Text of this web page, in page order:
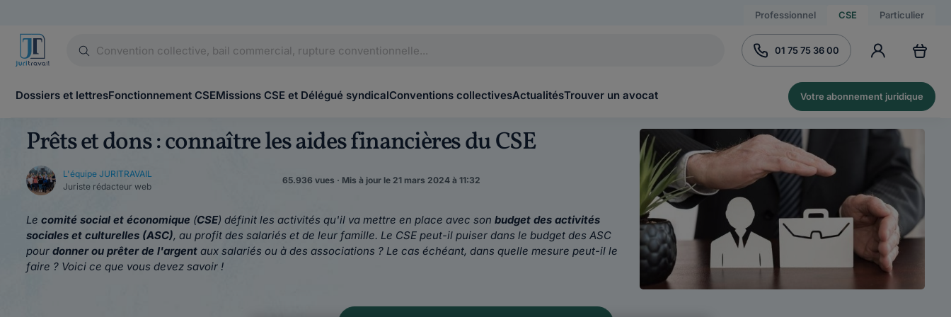
Professionnel CSE Particulier
01 75 75 36 00
Dossiers et lettresFonctionnement CSEMissions CSE et Délégué syndicalConventions collectivesActualitésTrouver un avocat Votre abonnement juridique
Prêts et dons : connaître les aides financières du CSE
L'équipe JURITRAVAIL
Juriste rédacteur web
65.936 vues · Mis à jour le 21 mars 2024 à 11:32
Le comité social et économique (CSE) définit les activités qu'il va mettre en place avec son budget des activités
sociales et culturelles (ASC), au profit des salariés et de leur famille. Le CSE peut-il puiser dans le budget des ASC
pour donner ou prêter de l'argent aux salariés ou à des associations ? Le cas échéant, dans quelle mesure peut-il le
faire ? Voici ce que vous devez savoir !